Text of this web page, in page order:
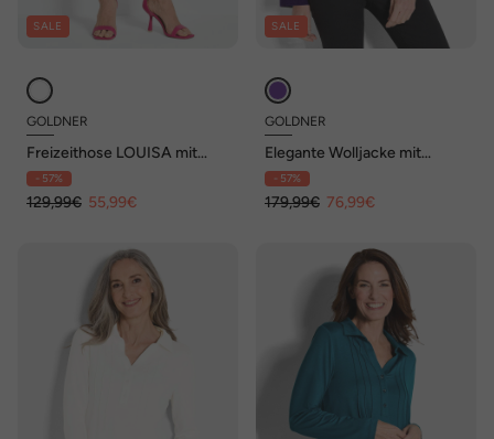
SALE
GOLDNER
Freizeithose LOUISA mit
Spitzenabschluss
- 57%
129,99€ 55,99€
SALE
GOLDNER
Elegante Wolljacke mit
Hemdkragen
- 57%
179,99€ 76,99€